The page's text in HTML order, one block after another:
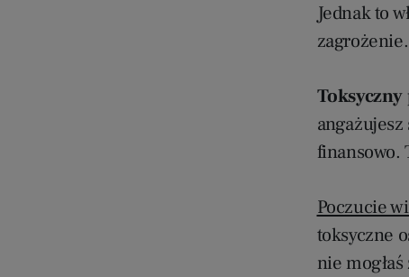
Jednak to
zagrożenie.
Toksyczny
finansowo.
Poczucie
toksyczne
nie